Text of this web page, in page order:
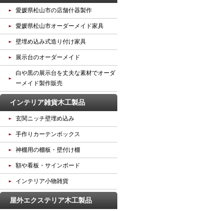
愛媛県松山市の店舗什器製作
愛媛県松山市オーダーメイド家具
壁埋め込み式造り付け家具
展示台のオーダーメイド
白や黒の展示台を丈夫な素材でオーダ
ーメイド製作販売
インテリア雑貨木工製品
玄関ニッチ壁埋め込み
手作りカーテンボックス
神棚用の棚板・壁付け棚
額や看板・サインボード
インテリア小物雑貨
屋外エクステリア木工製品